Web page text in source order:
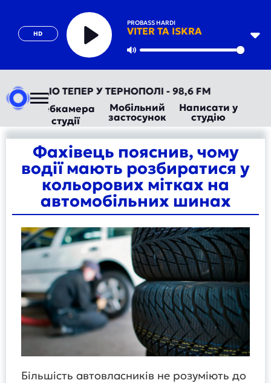
HD
PROBASS HARDI
VITER TA ISKRA
Play
ТЕПЕР У ТЕРНОПОЛІ - 98,6 FM
Вебкамера
студії
Мобільний
застосунок
Написати у
студію
Фахівець пояснив, чому
водії мають розбиратися у
кольорових мітках на
автомобільних шинах
Більшість автовласників не розуміють до